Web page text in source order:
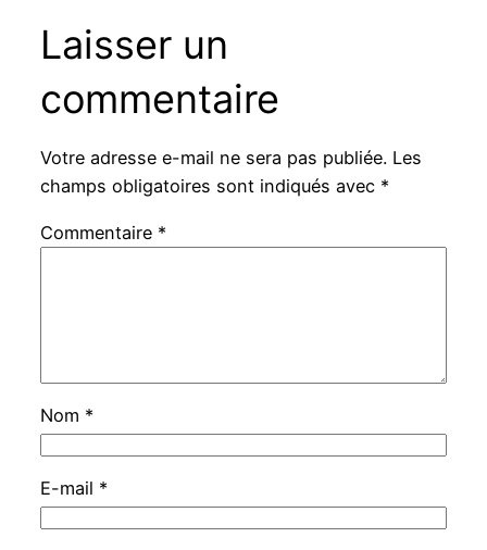
Laisser un
commentaire
Votre adresse e-mail ne sera pas publiée. Les
champs obligatoires sont indiqués avec *
Commentaire *
Nom *
E-mail *